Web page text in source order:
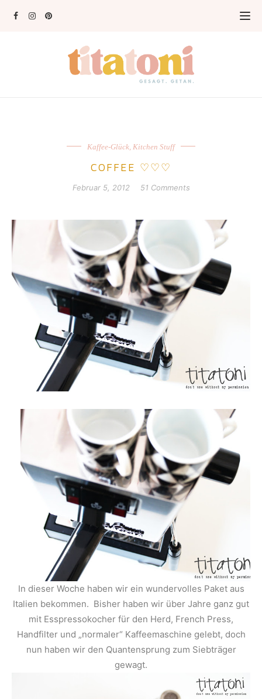
Kaffee-Glück, Kitchen Stuff
COFFEE ♡♡♡
Februar 5, 2012 51 Comments
In dieser Woche haben wir ein wundervolles Paket aus
Italien bekommen. Bisher haben wir über Jahre ganz gut
mit Esspressokocher für den Herd, French Press,
Handfilter und „normaler“ Kaffeemaschine gelebt, doch
nun haben wir den Quantensprung zum Siebträger
gewagt.